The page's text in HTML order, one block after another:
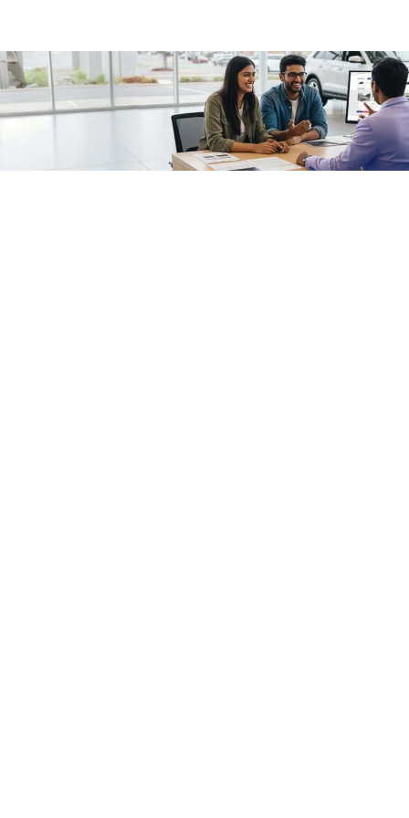
/fragments/plp-details